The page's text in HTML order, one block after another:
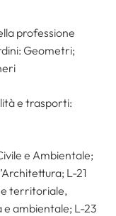
professione
Geometri;
e trasporti:
e Ambientale;
L-21
territoriale,
e ambientale; L-23